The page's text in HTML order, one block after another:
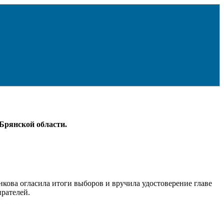
области.
огласила итоги выборов и вручила удостоверение главе